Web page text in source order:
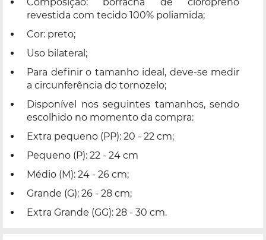
revestida com tecido 100% poliamida;
Cor: preto;
Uso bilateral;
Para definir o tamanho ideal, deve-se medir
a circunferência do tornozelo;
Disponível nos seguintes tamanhos, sendo
escolhido no momento da compra:
Extra pequeno (PP): 20 - 22 cm;
Pequeno (P): 22 - 24 cm
Médio (M): 24 - 26 cm;
Grande (G): 26 - 28 cm;
Extra Grande (GG): 28 - 30 cm.